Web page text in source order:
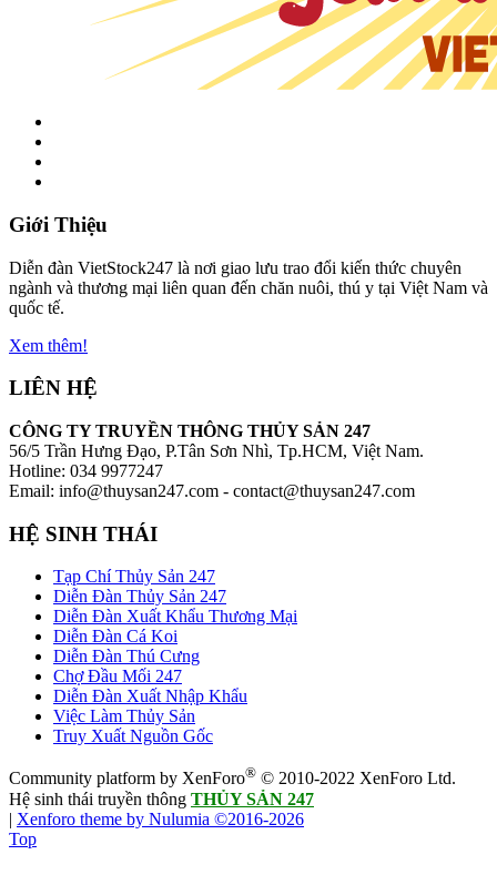
Giới Thiệu
Diễn đàn VietStock247 là nơi giao lưu trao đổi kiến thức chuyên
ngành và thương mại liên quan đến chăn nuôi, thú y tại Việt Nam và
quốc tế.
Xem thêm!
LIÊN HỆ
CÔNG TY TRUYỀN THÔNG THỦY SẢN 247
56/5 Trần Hưng Đạo, P.Tân Sơn Nhì, Tp.HCM, Việt Nam.
Hotline: 034 9977247
Email: info@thuysan247.com - contact@thuysan247.com
HỆ SINH THÁI
Tạp Chí Thủy Sản 247
Diễn Đàn Thủy Sản 247
Diễn Đàn Xuất Khẩu Thương Mại
Diễn Đàn Cá Koi
Diễn Đàn Thú Cưng
Chợ Đầu Mối 247
Diễn Đàn Xuất Nhập Khẩu
Việc Làm Thủy Sản
Truy Xuất Nguồn Gốc
Community platform by XenForo® © 2010-2022 XenForo Ltd.
Hệ sinh thái truyền thông THỦY SẢN 247
| Xenforo theme by Nulumia ©2016-2026
Top